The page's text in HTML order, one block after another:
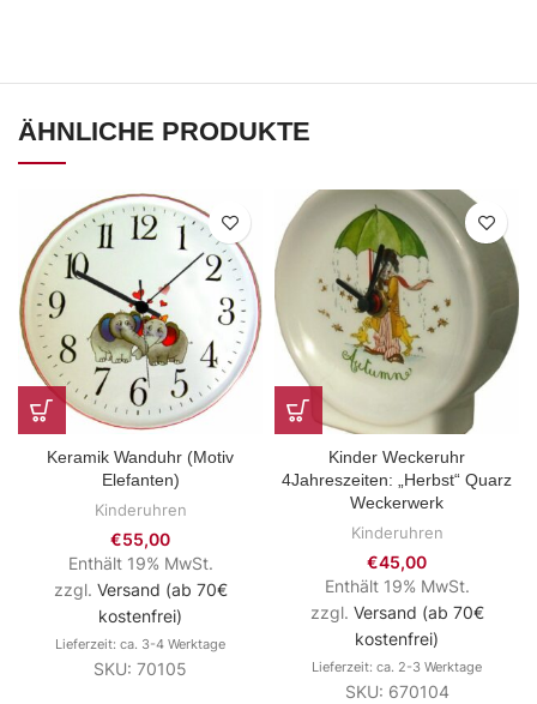
ÄHNLICHE PRODUKTE
Keramik Wanduhr (Motiv
Elefanten)
Kinderuhren
€55,00
Enthält 19% MwSt.
zzgl. Versand (ab 70€
kostenfrei)
Lieferzeit: ca. 3-4 Werktage
SKU: 70105
Kinder Weckeruhr
4Jahreszeiten: „Herbst“ Quarz
Weckerwerk
Kinderuhren
€45,00
Enthält 19% MwSt.
zzgl. Versand (ab 70€
kostenfrei)
Lieferzeit: ca. 2-3 Werktage
SKU: 670104